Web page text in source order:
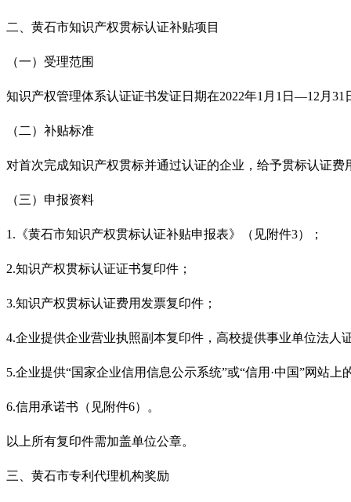
二、黄石市知识产权贯标认证补贴项目
（一）受理范围
知识产权管理体系认证证书发证日期在2022年1月1日 —12月31
（二）补贴标准
对首次完成知识产权贯标并通过认证的企业，给予贯标认证
（三）申报资料
1.《黄石市知识产权贯标认证补贴申报表》（见附件3）；
2.知识产权贯标认证证书复印件；
3.知识产权贯标认证费用发票复印件；
4.企业提供企业营业执照副本复印件，高校提供事业单位法人
5.企业提供“国家企业信用信息公示系统”或“信用 ·中国”网站上
6.信用承诺书（见附件6）。
以上所有复印件需加盖单位公章。
三、黄石市专利代理机构奖励